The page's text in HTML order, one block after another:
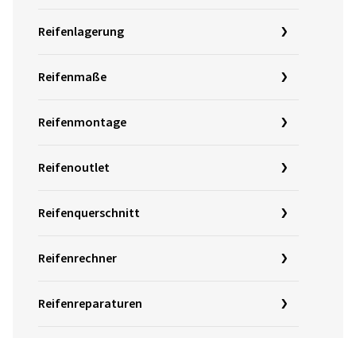
Reifenlagerung
Reifenmaße
Reifenmontage
Reifenoutlet
Reifenquerschnitt
Reifenrechner
Reifenreparaturen